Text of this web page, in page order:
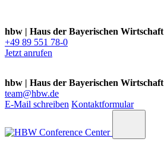
hbw | Haus der Bayerischen Wirtschaft
+49 89 551 78-0
Jetzt anrufen
hbw | Haus der Bayerischen Wirtschaft
team@hbw.de
E-Mail schreiben Kontaktformular